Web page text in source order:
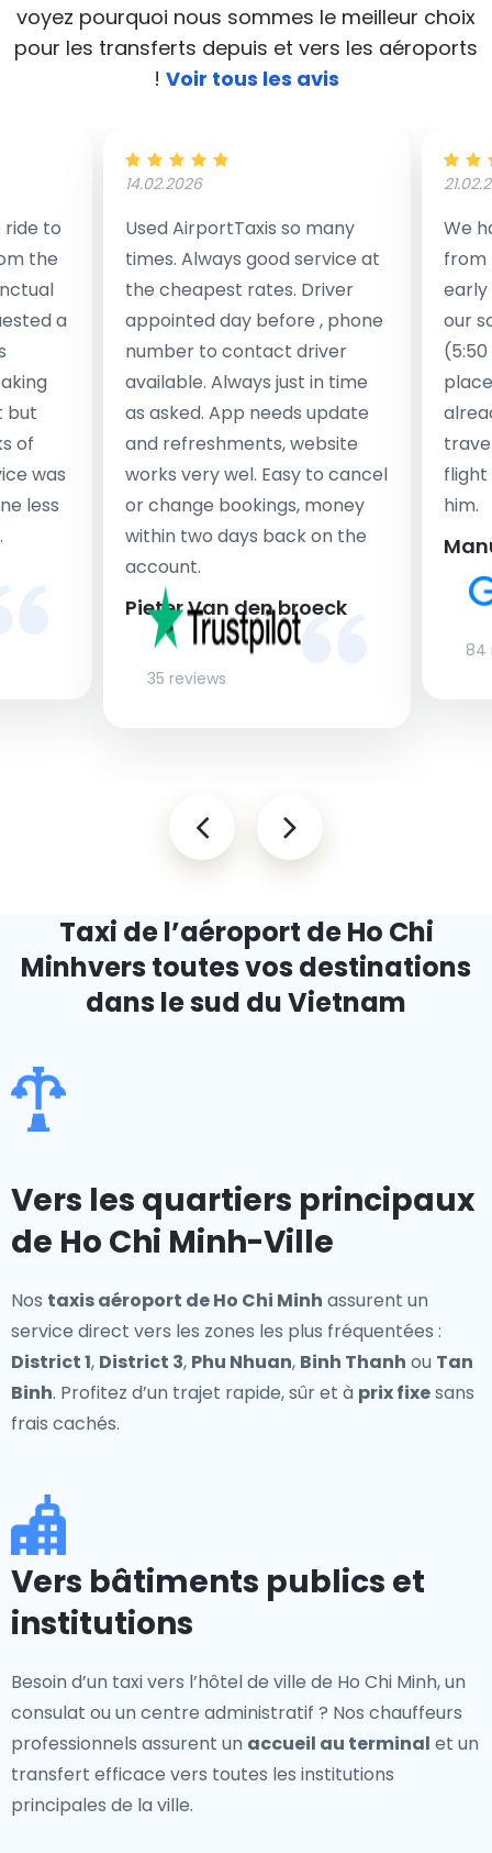
voyez pourquoi nous sommes le meilleur choix
pour les transferts depuis et vers les aéroports
! Voir tous les avis
to
the
a
but
of
was
less
14.02.2026
Used AirportTaxis so many
times. Always good service at
the cheapest rates. Driver
appointed day before , phone
number to contact driver
available. Always just in time
as asked. App needs update
and refreshments, website
works very wel. Easy to cancel
or change bookings, money
within two days back on the
account.
Pieter Van den broeck
35 reviews
We
from
early
our
flight
him.
84
Taxi de l’aéroport de Ho Chi
Minhvers toutes vos destinations
dans le sud du Vietnam
Vers les quartiers principaux
de Ho Chi Minh-Ville
Nos taxis aéroport de Ho Chi Minh assurent un
service direct vers les zones les plus fréquentées :
District 1, District 3, Phu Nhuan, Binh Thanh ou Tan
Binh. Profitez d’un trajet rapide, sûr et à prix fixesans
frais cachés.
Vers bâtiments publics et
institutions
Besoin d’un taxi vers l’hôtel de ville de Ho Chi Minh, un
consulat ou un centre administratif ? Nos chauffeurs
professionnels assurent un accueil au terminal et un
transfert efficace vers toutes les institutions
principales de la ville.